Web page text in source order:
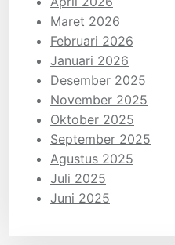
Maret 2026
Februari 2026
Januari 2026
Desember 2025
November 2025
Oktober 2025
September 2025
Agustus 2025
Juli 2025
Juni 2025